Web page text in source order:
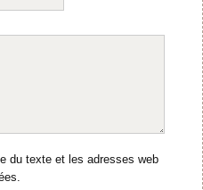
du texte et les adresses web